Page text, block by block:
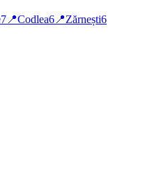
7 📍Codlea6 📍Zărnești6